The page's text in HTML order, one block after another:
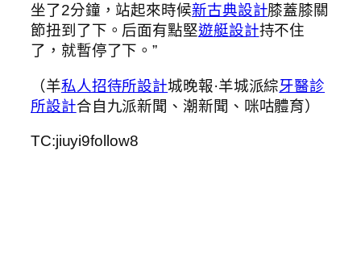
坐了2分鐘，站起來時候新古典設計膝蓋膝關
節扭到了下。后面有點堅遊艇設計持不住
了，就暫停了下。”
（羊私人招待所設計城晚報·羊城派綜牙醫診
所設計合自九派新聞、潮新聞、咪咕體育）
TC:jiuyi9follow8